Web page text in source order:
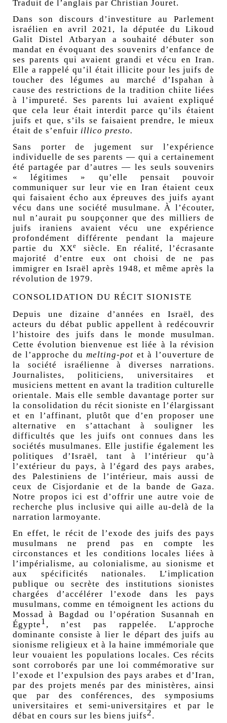
Traduit de l’anglais par Christian Jouret.
Dans son discours d’investiture au Parlement
israélien en avril 2021, la députée du Likoud
Galit Distel Atbaryan a souhaité débuter son
mandat en évoquant des souvenirs d’enfance de
ses parents qui avaient grandi et vécu en Iran.
Elle a rappelé qu’il était illicite pour les juifs de
toucher des légumes au marché d’Ispahan à
cause des restrictions de la tradition chiite liées
à l’impureté. Ses parents lui avaient expliqué
que cela leur était interdit parce qu’ils étaient
juifs et que, s’ils se faisaient prendre, le mieux
était de s’enfuir illico presto.
Sans porter de jugement sur l’expérience
individuelle de ses parents — qui a certainement
été partagée par d’autres — les seuls souvenirs
«
légitimes
» qu’elle pensait pouvoir
communiquer sur leur vie en Iran étaient ceux
qui faisaient écho aux épreuves des juifs ayant
vécu dans une société musulmane. À l’écouter,
nul n’aurait pu soupçonner que des milliers de
juifs iraniens avaient vécu une expérience
profondément différente pendant la majeure
partie duXXe
siècle. En réalité, l’écrasante
majorité d’entre eux ont choisi de ne pas
immigrer en Israël après 1948, et même après la
révolution de 1979.
CONSOLIDATION DU RÉCIT SIONISTE
Depuis une dizaine d’années en Israël, des
acteurs du débat public appellent à redécouvrir
l’histoire des juifs dans le monde musulman.
Cette évolution bienvenue est liée à la révision
de l’approche dumelting-pot et à l’ouverture de
la société israélienne à diverses narrations.
Journalistes, politiciens, universitaires et
musiciens mettent en avant la tradition culturelle
orientale. Mais elle semble davantage porter sur
la consolidation du récit sioniste en l’élargissant
et en l’affinant, plutôt que d’en proposer une
alternative en s’attachant à souligner les
difficultés que les juifs ont connues dans les
sociétés musulmanes. Elle justifie également les
politiques d’Israël, tant à l’intérieur qu’à
l’extérieur du pays, à l’égard des pays arabes,
des Palestiniens de l’intérieur, mais aussi de
ceux de Cisjordanie et de la bande de Gaza.
Notre propos ici est d’offrir une autre voie de
recherche plus inclusive qui aille au-delà de la
narration larmoyante.
En effet, le récit de l’exode des juifs des pays
musulmans ne prend pas en compte les
circonstances et les conditions locales liées à
l’impérialisme, au colonialisme, au sionisme et
aux spécificités nationales. L’implication
publique ou secrète des institutions sionistes
chargées d’accélérer l’exode dans les pays
musulmans, comme en témoignentles actions du
Mossad à Bagdad ou l’opération Susannah en
Égypte1, n’est pas rappelée. L’approche
dominante consiste à lier le départ des juifs au
sionisme religieux et à la haine immémoriale que
leur vouaient les populations locales. Ces récits
sont corroborés par une loi commémorative sur
l’exode et l’expulsion des pays arabes et d’Iran,
par des projets menés par des ministères, ainsi
que par des conférences, des symposiums
universitaires et semi-universitaires et par le
débat en cours sur les biens juifs2.